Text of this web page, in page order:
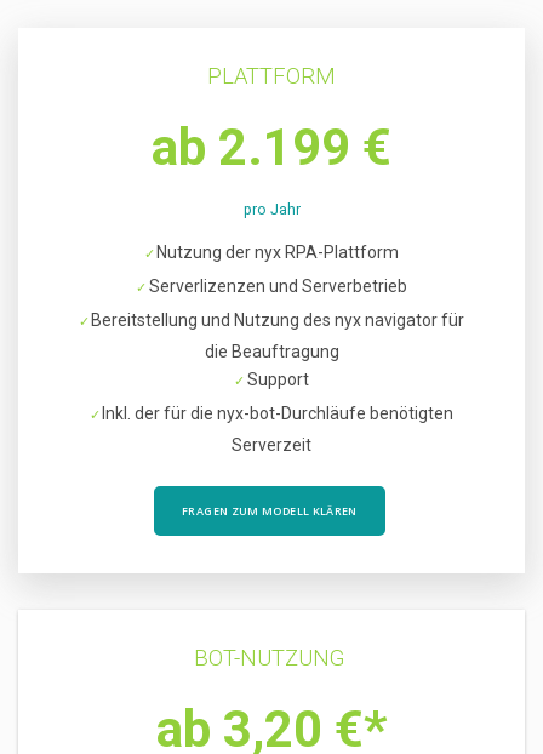
PLATTFORM
ab 2.199 €
pro Jahr
Nutzung der nyx RPA-Plattform
Serverlizenzen und Serverbetrieb
Bereitstellung und Nutzung des nyx navigator für
die Beauftragung
Support
Inkl. der für die nyx-bot-Durchläufe benötigten
Serverzeit
FRAGEN ZUM MODELL KLÄREN
BOT-NUTZUNG
ab 3,20 €*